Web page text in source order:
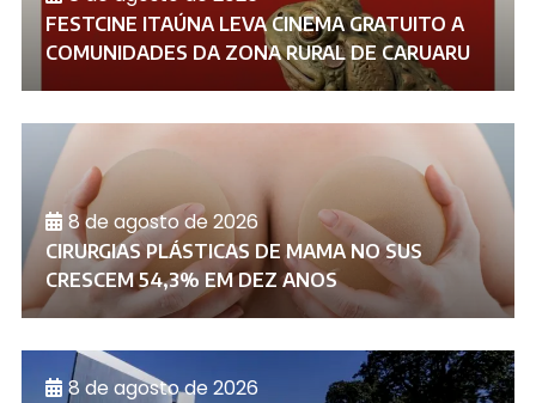
FESTCINE ITAÚNA LEVA CINEMA GRATUITO A
COMUNIDADES DA ZONA RURAL DE CARUARU
8 de agosto de 2026
CIRURGIAS PLÁSTICAS DE MAMA NO SUS
CRESCEM 54,3% EM DEZ ANOS
8 de agosto de 2026